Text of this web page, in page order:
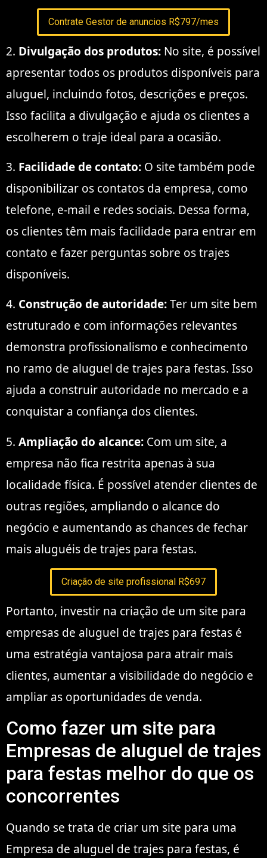
Contrate Gestor de anuncios R$797/mes
2. Divulgação dos produtos: No site, é possível
apresentar todos os produtos disponíveis para
aluguel, incluindo fotos, descrições e preços.
Isso facilita a divulgação e ajuda os clientes a
escolherem o traje ideal para a ocasião.
3. Facilidade de contato: O site também pode
disponibilizar os contatos da empresa, como
telefone, e-mail e redes sociais. Dessa forma,
os clientes têm mais facilidade para entrar em
contato e fazer perguntas sobre os trajes
disponíveis.
4. Construção de autoridade:Ter um site bem
estruturado e com informações relevantes
demonstra profissionalismo e conhecimento
no ramo de aluguel de trajes para festas. Isso
ajuda a construir autoridade no mercado e a
conquistar a confiança dos clientes.
5. Ampliação do alcance: Com um site, a
empresa não fica restrita apenas à sua
localidade física. É possível atender clientes de
outras regiões, ampliando o alcance do
negócio e aumentando as chances de fechar
mais aluguéis de trajes para festas.
Criação de site profissional R$697
Portanto, investir na criação de um site para
empresas de aluguel de trajes para festas é
uma estratégia vantajosa para atrair mais
clientes, aumentar a visibilidade do negócio e
ampliar as oportunidades de venda.
Como fazer um site para
Empresas de aluguel de trajes
para festas melhor do que os
concorrentes
Quando se trata de criar um site para uma
Empresa de aluguel de trajes para festas, é